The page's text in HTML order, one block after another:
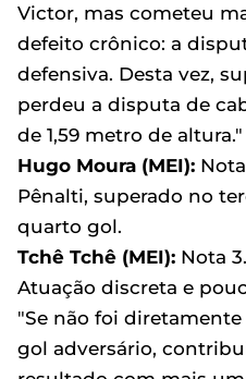
Victor, mas cometeu
defeito crônico: a
defensiva. Desta vez,
perdeu a disputa de
de 1,59 metro de altura."
Hugo Moura (MEI):
Pênalti, superado no
quarto gol.
Tchê Tchê (MEI): Nota
Atuação discreta e
"Se não foi
gol adversário,